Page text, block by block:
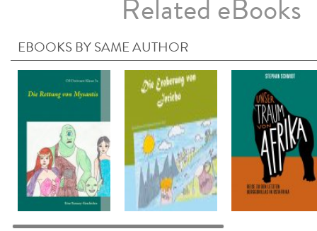
Related eBooks
EBOOKS BY SAME AUTHOR